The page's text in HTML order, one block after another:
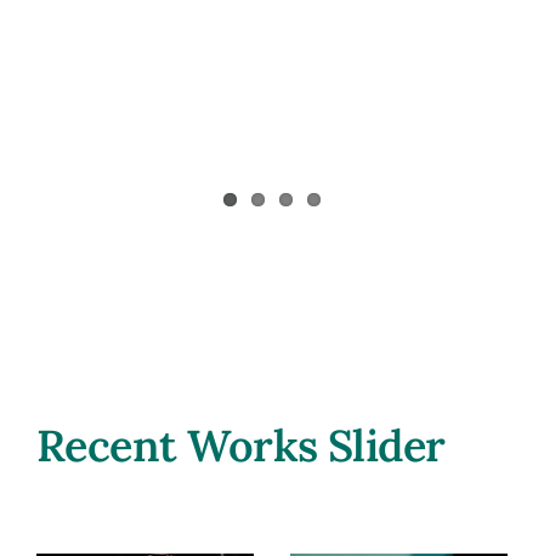
Recent Works Slider